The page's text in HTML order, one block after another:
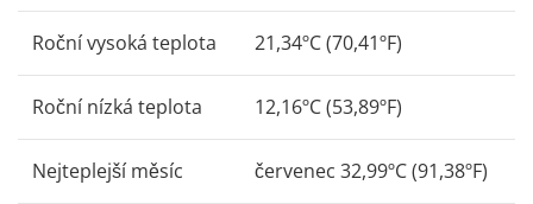
Roční vysoká teplota 21,34ºC (70,41ºF)
Roční nízká teplota 12,16ºC (53,89ºF)
Nejteplejší měsíc červenec 32,99ºC (91,38ºF)